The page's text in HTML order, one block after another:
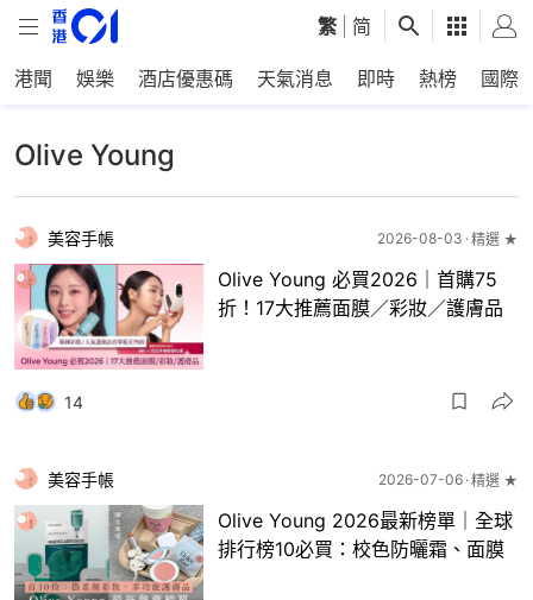
繁 简
港聞 娛樂 酒店優惠碼 天氣消息 即時 熱榜 國際
Olive Young
美容手帳 2026-08-03 精選 ★
Olive Young 必買2026｜首購75
折！17大推薦面膜／彩妝／護膚品
14
美容手帳 2026-07-06 精選 ★
Olive Young 2026最新榜單｜全球
排行榜10必買：校色防曬霜、面膜